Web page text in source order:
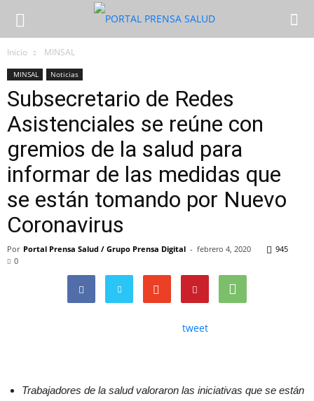
Inicio MINSAL
MINSAL Noticias
Subsecretario de Redes
Asistenciales se reúne con
gremios de la salud para
informar de las medidas que
se están tomando por Nuevo
Coronavirus
Por Portal Prensa Salud / Grupo Prensa Digital - febrero 4, 2020
945
0
tweet
Trabajadores de la salud valoraron las iniciativas que se están